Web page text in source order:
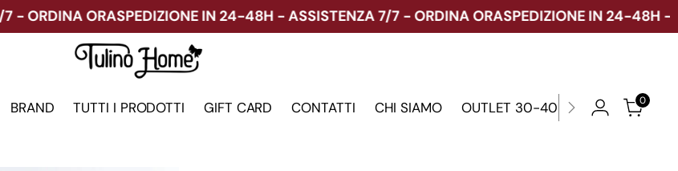
ORASPEDIZIONE IN 24-48H - ASSISTENZA 7/7 - ORDINA ORASPEDIZIONE IN 24-48H -
BRAND TUTTI I PRODOTTI GIFT CARD CONTATTI CHI SIAMO OUTLET 30-40-70% 0